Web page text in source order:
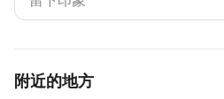
附近的地方